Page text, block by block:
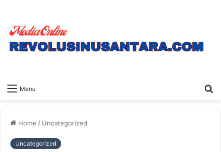
Menu
Home / Uncategorized
Uncategorized